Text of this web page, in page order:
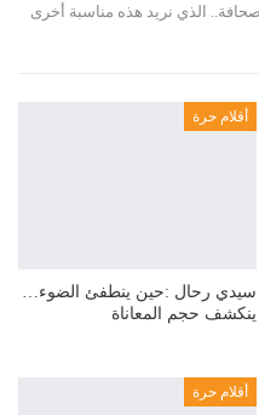
الذي نريد هذه مناسبة أخرى
أقلام حرة
سيدي رحال :حين ينطفئ الضوء…
ينكشف حجم المعاناة
أقلام حرة